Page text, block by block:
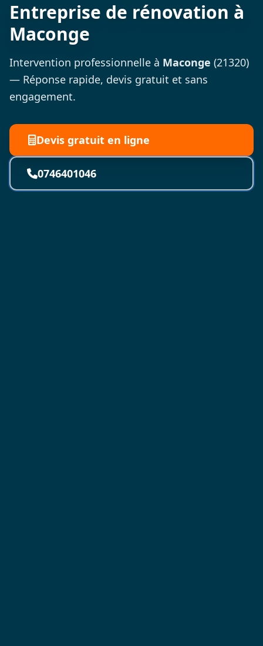
Entreprise de rénovation à
Maconge
Intervention professionnelle à Maconge (21320)
— Réponse rapide, devis gratuit et sans
engagement.
Devis gratuit en ligne
0746401046